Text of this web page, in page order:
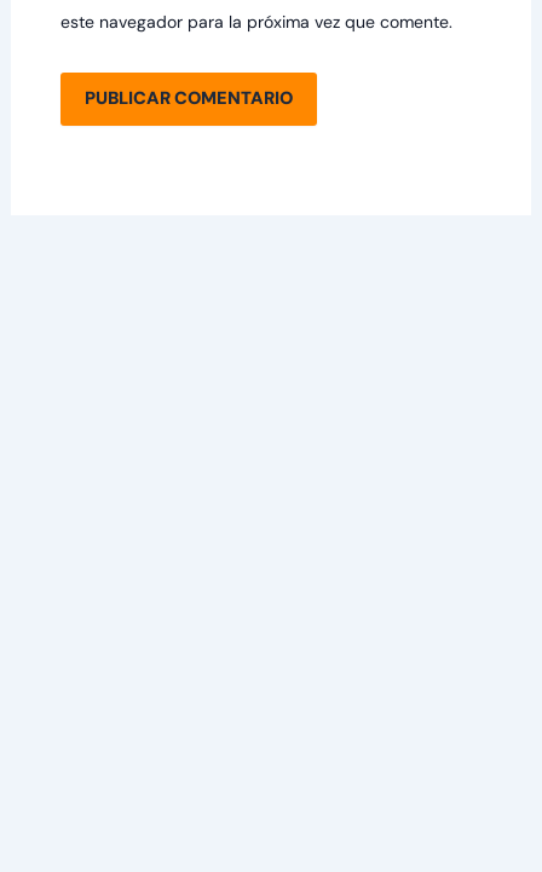
este navegador para la próxima vez que comente.